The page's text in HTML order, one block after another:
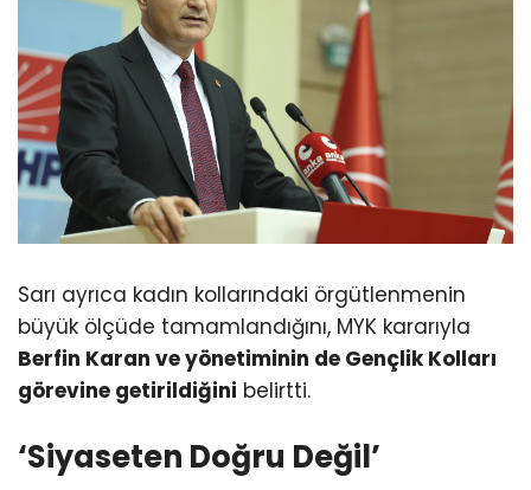
Sarı ayrıca kadın kollarındaki örgütlenmenin
büyük ölçüde tamamlandığını, MYK kararıyla
Berfin Karan ve yönetiminin de Gençlik Kolları
görevine getirildiğini belirtti.
‘Siyaseten Doğru Değil’